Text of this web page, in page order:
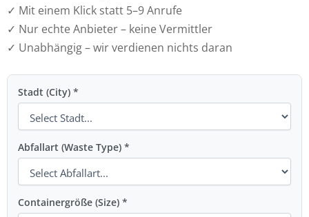
✓ Mit einem Klick statt 5–9 Anrufe
✓ Nur echte Anbieter – keine Vermittler
✓ Unabhängig – wir verdienen nichts daran
Stadt (City) *
Abfallart (Waste Type) *
Containergröße (Size) *